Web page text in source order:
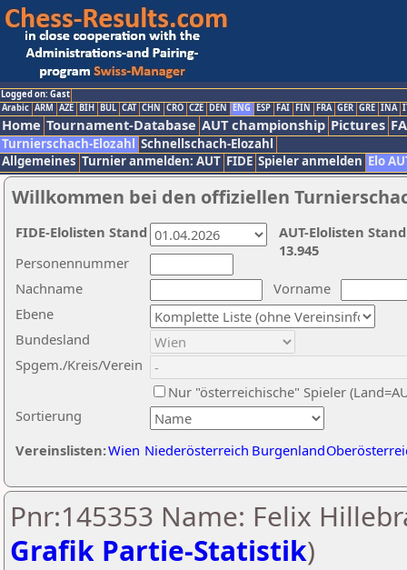
Logged on: Gast
Arabic ARM AZE BIH BUL CAT CHN CRO CZE DEN ENG ESP FAI FIN FRA GER GRE INA
Home Tournament-Database AUT championship Pictures
Turnierschach-Elozahl Schnellschach-Elozahl
Allgemeines Turnier anmelden: AUT FIDE Spieler anmelden Elo
Willkommen bei den offiziellen
Nachname
Vorname
Ebene
Sortierung
Personennummer
Bundesland
Spgem./Kreis/Verein
Nur "österreichische" Spieler
Vereinslisten:Wien Niederösterreich Burgenland
AUT-Elolisten
13.945
FIDE-Elolisten Stand
Pnr:145353 Name: Felix
Grafik Partie-Statistik)